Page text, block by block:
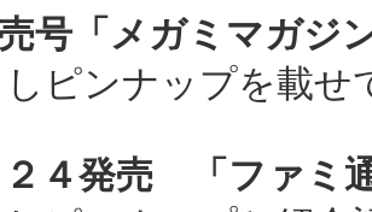
売号「メガミマガジ
ピンナップを載せ
２４発売 「ファミ